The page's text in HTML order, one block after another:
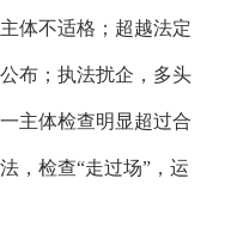
不适格；超越法定
布；执法扰企，多头
主体检查明显超过合
，检查“走过场”，运